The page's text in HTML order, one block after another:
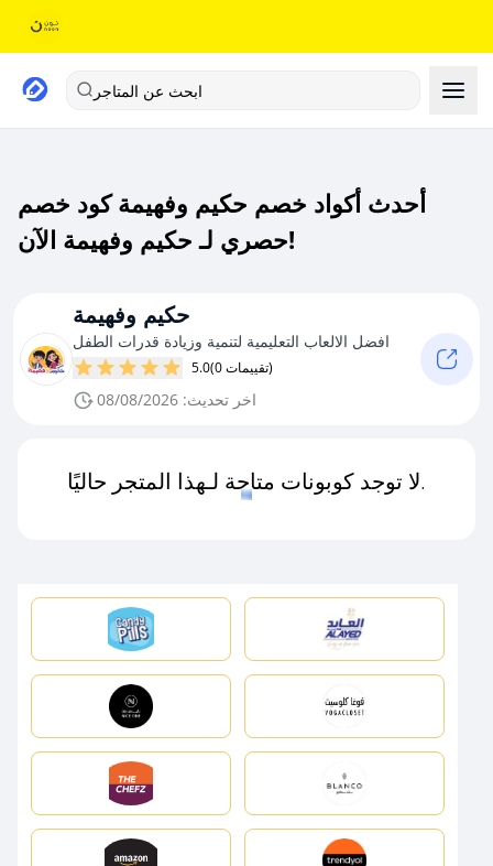
ابحث عن المتاجر
أحدث أكواد خصم حكيم وفهيمة كود خصم
حصري لـ حكيم وفهيمة الآن!
حكيم وفهيمة
افضل الالعاب التعليمية لتنمية وزيادة قدرات الطفل
5.0 (0 تقييمات)
اخر تحديث: 08/08/2026
لا توجد كوبونات متاحة لـهذا المتجر حاليًا.